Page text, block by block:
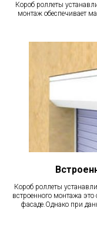
Короб роллеты
монтаж обеспечивает
Короб роллеты
встроенного монтажа
фасаде.Однако при